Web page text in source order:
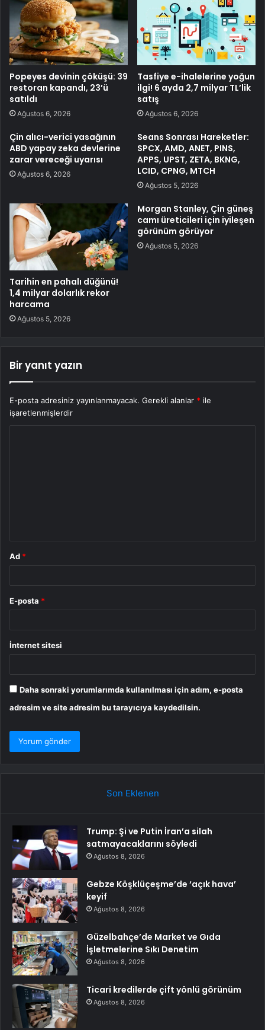
Popeyes devinin çöküşü: 39
restoran kapandı, 23’ü
satıldı
Ağustos 6, 2026
Tasfiye e-ihalelerine yoğun
ilgi! 6 ayda 2,7 milyar TL’lik
satış
Ağustos 6, 2026
Çin alıcı-verici yasağının
ABD yapay zeka devlerine
zarar vereceği uyarısı
Ağustos 6, 2026
Seans Sonrası Hareketler:
SPCX, AMD, ANET, PINS,
APPS, UPST, ZETA, BKNG,
LCID, CPNG, MTCH
Ağustos 5, 2026
Tarihin en pahalı düğünü!
1,4 milyar dolarlık rekor
harcama
Ağustos 5, 2026
Morgan Stanley, Çin güneş
camı üreticileri için iyileşen
görünüm görüyor
Ağustos 5, 2026
Bir yanıt yazın
E-posta adresiniz yayınlanmayacak. Gerekli alanlar * ile
işaretlenmişlerdir
Ad *
E-posta *
İnternet sitesi
Daha sonraki yorumlarımda kullanılması için adım, e-posta
adresim ve site adresim bu tarayıcıya kaydedilsin.
Son Eklenen
Trump: Şi ve Putin İran’a silah
satmayacaklarını söyledi
Ağustos 8, 2026
Gebze Köşklüçeşme’de ‘açık hava’
keyif
Ağustos 8, 2026
Güzelbahçe’de Market ve Gıda
İşletmelerine Sıkı Denetim
Ağustos 8, 2026
Ticari kredilerde çift yönlü görünüm
Ağustos 8, 2026